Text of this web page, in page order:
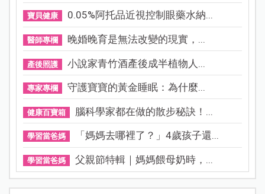
寶貝健康 0.05%阿托品近視控制眼藥水納...
醫師專欄 晚婚晚育是無法改變的現實，...
產後照護 小說家青竹酒產後成半植物人...
專家專欄 守護寶寶的黃金睡眠：為什麼...
健康百寶箱 腦科學家都在做的散步秘訣！...
學習當爸媽 「媽媽去哪裡了？」4歲孩子還...
學習當爸媽 父親節特輯｜媽媽餵母奶時，...